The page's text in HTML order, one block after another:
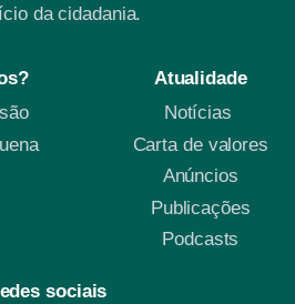
da cidadania.
Atualidade
Notícias
Carta de valores
Anúncios
Publicações
Podcasts
sociais